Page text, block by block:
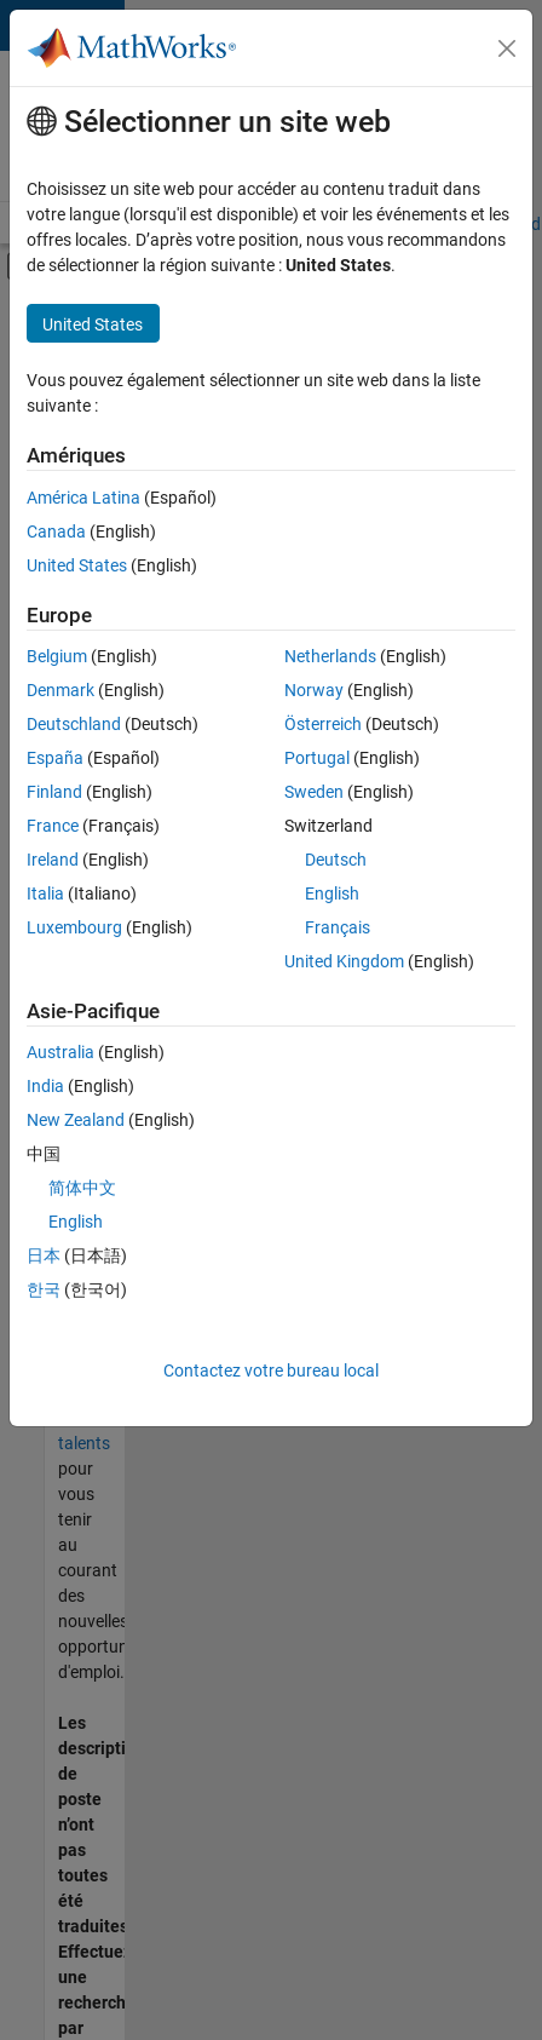
Passer au contenu
Votre
carrière
chez
Accueil Explorer nos opportunités Adresses de nos bureaux
Activer/désactiver l'affichage du menu
Contenu principal
FILTRER PAR
Programme destiné aux nouvelles carrières (EDG)
Globalisation
Technologies de l’information
Actuellement,
aucune
offre
d'emploi
correspondant
à vos
critères
de
recherche.
Vous
pouvez
élargir
votre
recherche
ou
afficher
l’ensemble
d'emploi.
malgré
tout
vous
trouvez
pas
d'offre
corresponde
à vos
talents
pour
vous
tenir
au
courant
des
nouvelles
opportunités
d'emploi.
Les
descriptions
de
poste
n’ont
pas
toutes
été
traduites.
Effectuez
une
recherche
par
Sélectionner un site web
Choisissez un site web pour accéder au contenu traduit dans
votre langue (lorsqu'il est disponible) et voir les événements et les
offres locales. D’après votre position, nous vous recommandons
de sélectionner la région suivante :United States.
United States
Vous pouvez également sélectionner un site web dans la liste
suivante :
Amériques
América Latina (Español)
Canada (English)
United States (English)
Europe
Belgium (English)
Denmark (English)
Deutschland (Deutsch)
España (Español)
Finland (English)
France (Français)
Ireland (English)
Italia (Italiano)
Luxembourg (English)
Netherlands(English)
Norway(English)
Österreich (Deutsch)
Portugal (English)
Sweden (English)
Switzerland
Deutsch
English
Français
United Kingdom(English)
Asie-Pacifique
Australia (English)
India (English)
New Zealand (English)
中国
简体中文
English
日本 (日本語)
한국 (한국어)
Contactez votre bureau local